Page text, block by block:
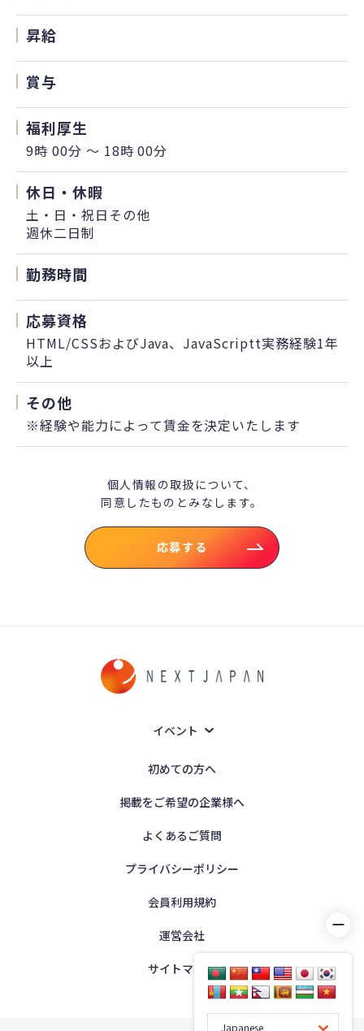
昇給
賞与
福利厚生
9時 00分 〜 18時 00分
休日・休暇
土・日・祝日その他
週休二日制
勤務時間
応募資格
HTML/CSSおよびJava、JavaScriptt実務経験1年
以上
その他
※経験や能力によって賃金を決定いたします
個人情報の取扱について、
同意したものとみなします。
応募する
イベント
初めての方へ
掲載をご希望の企業様へ
よくあるご質問
プライバシーポリシー
会員利用規約
運営会社
サイトマップ